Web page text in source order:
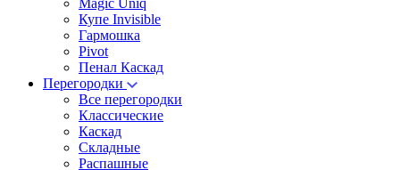
Magic Uniq
Купе Invisible
Гармошка
Pivot
Пенал Каскад
Перегородки
Все перегородки
Классические
Каскад
Складные
Распашные